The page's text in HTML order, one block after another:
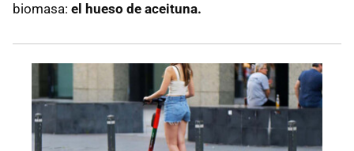
biomasa: el hueso de aceituna.